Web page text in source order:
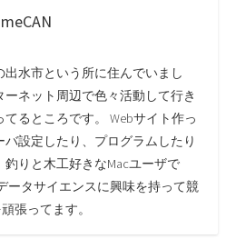
出水市という所に住んでいまし
ーネット周辺で色々活動して行き
てるところです。 Webサイト作っ
バ設定したり、プログラムしたり
釣りと木工好きなMacユーザで
ータサイエンスに興味を持って競
張ってます。